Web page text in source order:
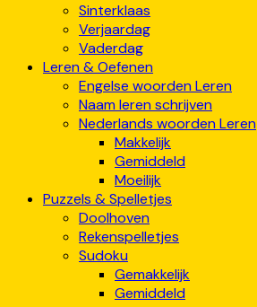
Sinterklaas
Verjaardag
Vaderdag
Leren & Oefenen
Engelse woorden Leren
Naam leren schrijven
Nederlands woorden Leren
Makkelijk
Gemiddeld
Moeilijk
Puzzels & Spelletjes
Doolhoven
Rekenspelletjes
Sudoku
Gemakkelijk
Gemiddeld